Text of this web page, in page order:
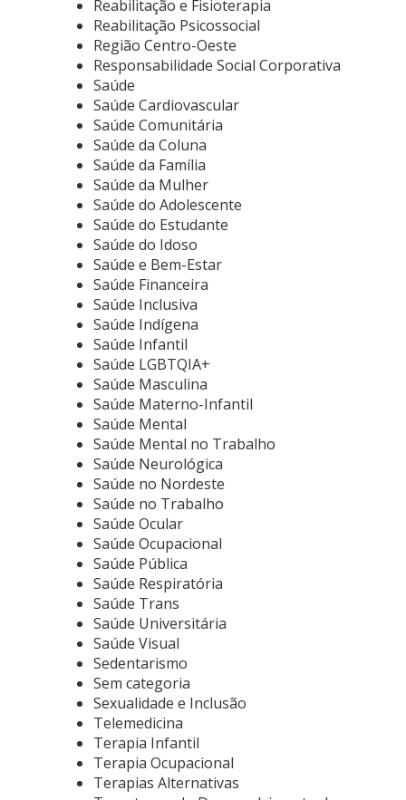
Reabilitação e Fisioterapia
Reabilitação Psicossocial
Região Centro-Oeste
Responsabilidade Social Corporativa
Saúde
Saúde Cardiovascular
Saúde Comunitária
Saúde da Coluna
Saúde da Família
Saúde da Mulher
Saúde do Adolescente
Saúde do Estudante
Saúde do Idoso
Saúde e Bem-Estar
Saúde Financeira
Saúde Inclusiva
Saúde Indígena
Saúde Infantil
Saúde LGBTQIA+
Saúde Masculina
Saúde Materno-Infantil
Saúde Mental
Saúde Mental no Trabalho
Saúde Neurológica
Saúde no Nordeste
Saúde no Trabalho
Saúde Ocular
Saúde Ocupacional
Saúde Pública
Saúde Respiratória
Saúde Trans
Saúde Universitária
Saúde Visual
Sedentarismo
Sem categoria
Sexualidade e Inclusão
Telemedicina
Terapia Infantil
Terapia Ocupacional
Terapias Alternativas